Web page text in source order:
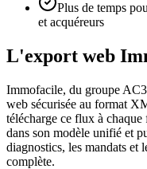
Plus de temps
et acquéreurs
L'export web
Immofacile, du groupe
web sécurisée au format
télécharge ce flux à
dans son modèle unifié et
diagnostics, les mandats et
complète.